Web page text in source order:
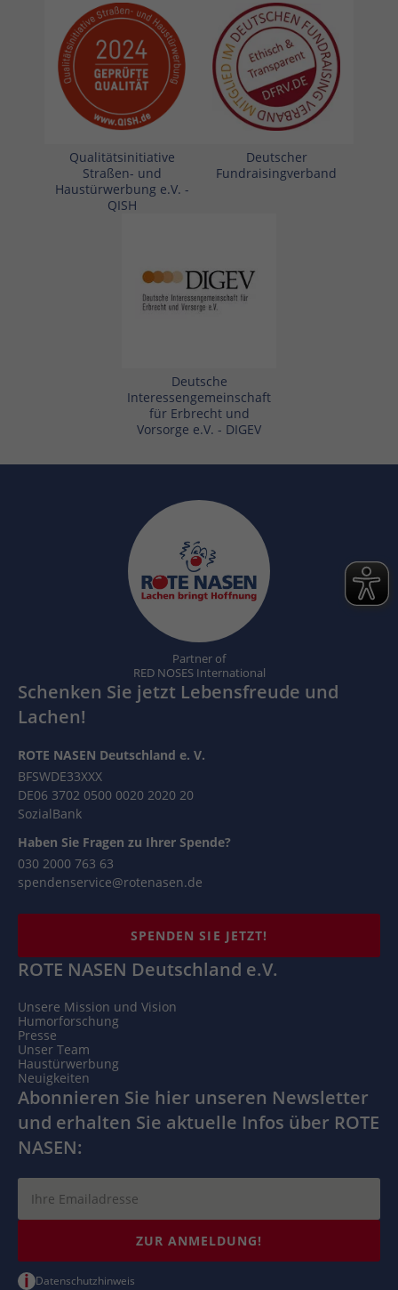
Qualitätsinitiative
Straßen- und
Haustürwerbung e.V. -
QISH
Deutscher
Fundraisingverband
Deutsche
Interessengemeinschaft
für Erbrecht und
Vorsorge e.V. - DIGEV
Partner of
RED NOSES International
Schenken Sie jetzt Lebensfreude und
Lachen!
ROTE NASEN Deutschland e. V.
BFSWDE33XXX
DE06 3702 0500 0020 2020 20
SozialBank
Haben Sie Fragen zu Ihrer Spende?
030 2000 763 63
spendenservice@rotenasen.de
SPENDEN SIE JETZT!
ROTE NASEN Deutschland e.V.
Unsere Mission und Vision
Humorforschung
Presse
Unser Team
Haustürwerbung
Neuigkeiten
Abonnieren Sie hier unseren Newsletter
und erhalten Sie aktuelle Infos über ROTE
NASEN:
ZUR ANMELDUNG!
i Datenschutzhinweis